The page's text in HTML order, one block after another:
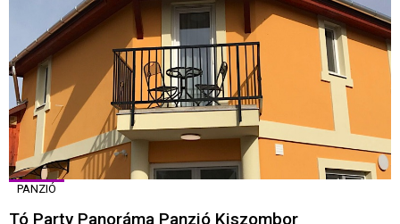
PANZIÓ
Tó Party Panoráma Panzió Kiszombor